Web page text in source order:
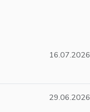
16.07.2026
29.06.2026